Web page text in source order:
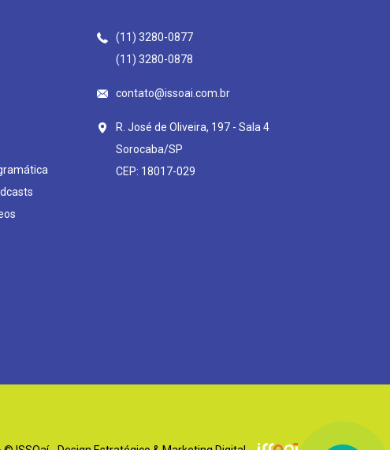
(11) 3280-0877
(11) 3280-0878
contato@issoai.com.br
R. José de Oliveira, 197 - Sala 4
Sorocaba/SP
CEP: 18017-029